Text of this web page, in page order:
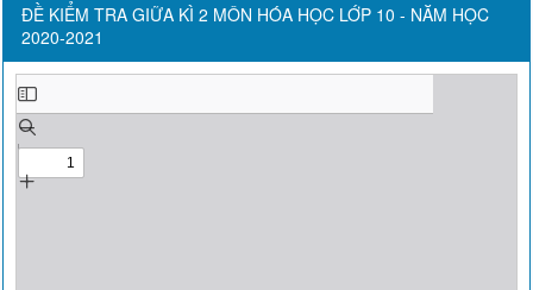
ĐỀ KIỂM TRA GIỮA KÌ 2 MÔN HÓA HỌC LỚP 10 - NĂM HỌC
2020-2021